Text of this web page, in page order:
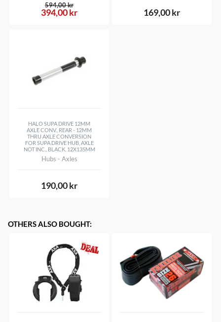
394,00 kr
594,00 kr
169,00 kr
HALO SUPA DRIVE 12MM
AXLE CONV., REAR - 12MM
THRU AXLE CONVERSION
FOR SUPA DRIVE HUB, AXLE
NOT INC., BLACK, 12X135MM
Hubs - Axles
190,00 kr
OTHERS ALSO BOUGHT: